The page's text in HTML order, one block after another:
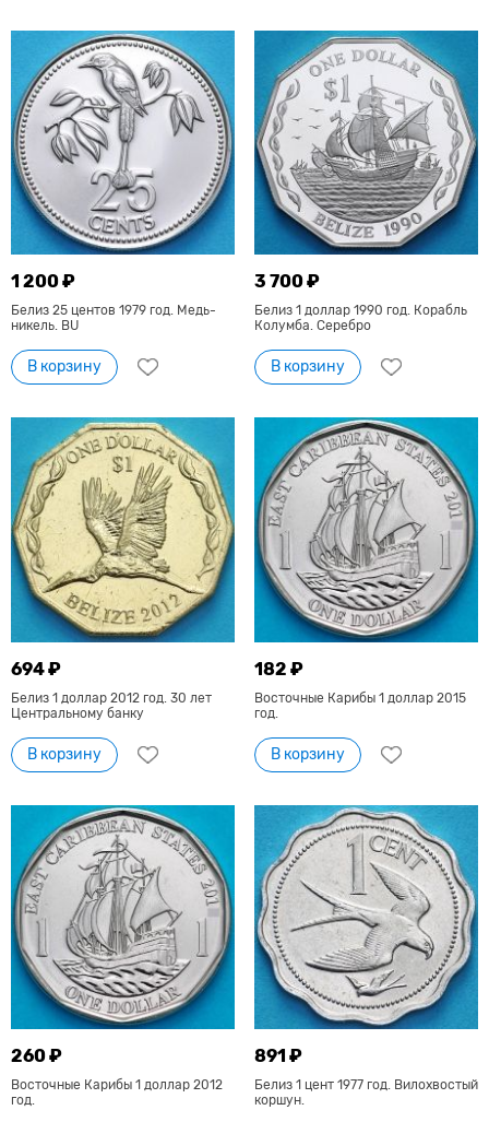
1 200 ₽
Белиз 25 центов 1979 год. Медь-
никель. BU
В корзину
3 700 ₽
Белиз 1 доллар 1990 год. Корабль
Колумба. Серебро
В корзину
694 ₽
Белиз 1 доллар 2012 год. 30 лет
Центральному банку
В корзину
182 ₽
Восточные Карибы 1 доллар 2015
год.
В корзину
260 ₽
Восточные Карибы 1 доллар 2012
год.
891 ₽
Белиз 1 цент 1977 год. Вилохвостый
коршун.